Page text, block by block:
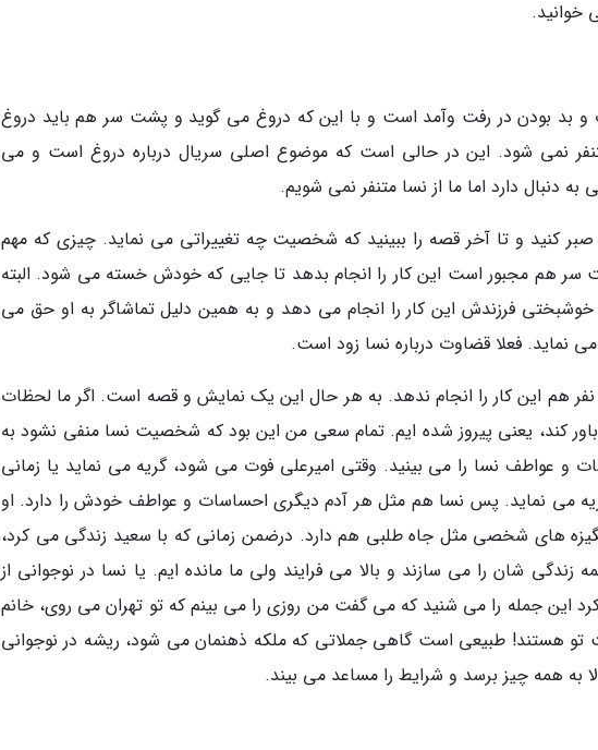
خوانید.
بودن در رفت وآمد است و با این که دروغ می گوید و پشت سر هم باید دروغ
نمی شود. این در حالی است که موضوع اصلی سریال درباره دروغ است و می
دنبال دارد اما ما از نسا متنفر نمی شویم.
کنید و تا آخر قصه را ببینید که شخصیت چه تغییراتی می نماید. چیزی که مهم
هم مجبور است این کار را انجام بدهد تا جایی که خودش خسته می شود. البته
فرزندش این کار را انجام می دهد و به همین دلیل تماشاگر به او حق می
نماید. فعلا قضاوت درباره نسا زود است.
نفر هم این کار را انجام ندهد. به هر حال این یک نمایش و قصه است. اگر ما لحظات
کند، یعنی پیروز شده ایم. تمام سعی من این بود که شخصیت نسا منفی نشود به
عواطف نسا را می بینید. وقتی امیرعلی فوت می شود، گریه می نماید یا زمانی
می نماید. پس نسا هم مثل هر آدم دیگری احساسات و عواطف خودش را دارد. او
های شخصی مثل جاه طلبی هم دارد. درضمن زمانی که با سعید زندگی می کرد،
زندگی شان را می سازند و بالا می فرایند ولی ما مانده ایم. یا نسا در نوجوانی از
جمله را می شنید که می گفت من روزی را می بینم که تو تهران می روی، خانم
طبیعی است گاهی جملاتی که ملکه ذهنمان می شود، ریشه در نوجوانی
به همه چیز برسد و شرایط را مساعد می بیند.